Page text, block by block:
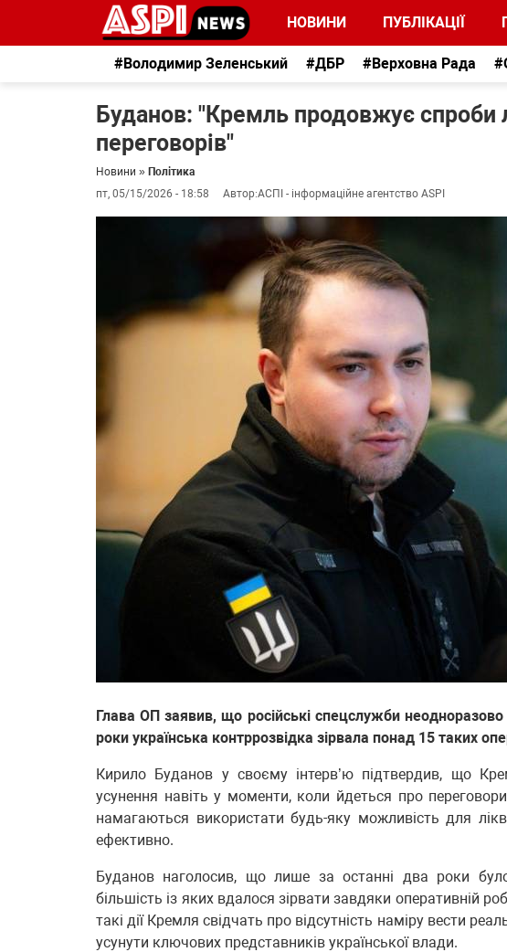
НОВИНИ ПУБЛІКАЦІЇ
#Володимир Зеленський #ДБР #Верховна Рада
Буданов: "Кремль продовжує спроби
переговорів"
Новини » Політика
пт, 05/15/2026 - 18:58
Автор:АСПІ - інформаційне агентство ASPI
Глава ОП заявив, що російські спецслужби
роки українська контррозвідка зірвала понад 15 таких
Кирило Буданов у своєму інтерв’ю підтвердив, що
усунення навіть у моменти, коли йдеться про
намагаються використати будь-яку можливість для
ефективно.
Буданов наголосив, що лише за останні два роки
більшість із яких вдалося зірвати завдяки оперативній
такі дії Кремля свідчать про відсутність наміру вести
усунути ключових представників української влади.